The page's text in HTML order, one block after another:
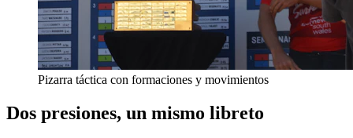
Pizarra táctica con formaciones y movimientos
Dos presiones, un mismo libreto